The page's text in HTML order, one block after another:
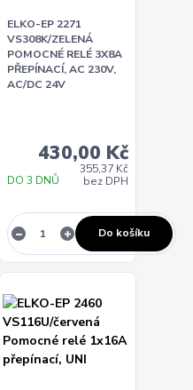
ELKO-EP 2271
VS308K/ZELENÁ
POMOCNÉ RELÉ 3X8A
PŘEPÍNACÍ, AC 230V,
AC/DC 24V
430,00 Kč
355,37 Kč
bez DPH
DO 3 DNŮ
Do košíku